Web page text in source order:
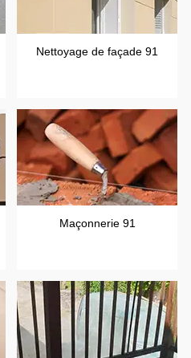
Nettoyage de façade 91
Maçonnerie 91